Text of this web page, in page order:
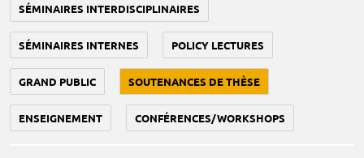
SÉMINAIRES INTERDISCIPLINAIRES
SÉMINAIRES INTERNES POLICY LECTURES
GRAND PUBLIC SOUTENANCES DE THÈSE
ENSEIGNEMENT CONFÉRENCES/WORKSHOPS